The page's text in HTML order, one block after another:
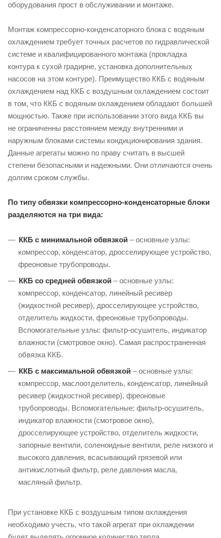
оборудования прост в обслуживании и монтаже.
Монтаж компрессорно-конденсаторного блока с водяным
охлаждением требует точных расчетов по гидравлической
системе и квалифицированного монтажа (прокладка
контура к сухой градирне, установка дополнительных
насосов на этом контуре). Преимущество ККБ с водяным
охлаждением над ККБ с воздушным охлаждением состоит
в том, что ККБ с водяным охлаждением обладают большей
мощностью. Также при использовании этого вида ККБ вы
не ограниченны расстоянием между внутренними и
наружным блоками системы кондиционирования здания.
Данные агрегаты можно по праву считать в высшей
степени безопасными и надежными. Они отличаются очень
долгим сроком службы.
По типу обвязки компрессорно-конденсаторные блоки
разделяются на три вида:
ККБ с минимальной обвязкой – основные узлы:
компрессор, конденсатор, дросселирующее устройство,
фреоновые трубопроводы.
ККБ со средней обвязкой – основные узлы:
компрессор, конденсатор, линейный ресивер
(жидкостной ресивер), дросселирующее устройство,
отделитель жидкости, фреоновые трубопроводы.
Вспомогательные узлы: фильтр-осушитель, индикатор
влажности (смотровое окно). Самая распространенная
обвязка ККБ.
ККБ с максимальной обвязкой – основные узлы:
компрессор, маслоотделитель, конденсатор, линейный
ресивер (жидкостной ресивер), фреоновые
трубопроводы. Вспомогательные: фильтр-осушитель,
индикатор влажности (смотровое окно),
дросселирующее устройство, отделитель жидкости,
запорные вентили, соленоидные вентили, реле низкого и
высокого давления, всасывающий грязевой или
антикислотный фильтр, реле давления масла,
масляный фильтр.
При установке ККБ с воздушным типом охлаждения
необходимо учесть, что такой агрегат при охлаждении